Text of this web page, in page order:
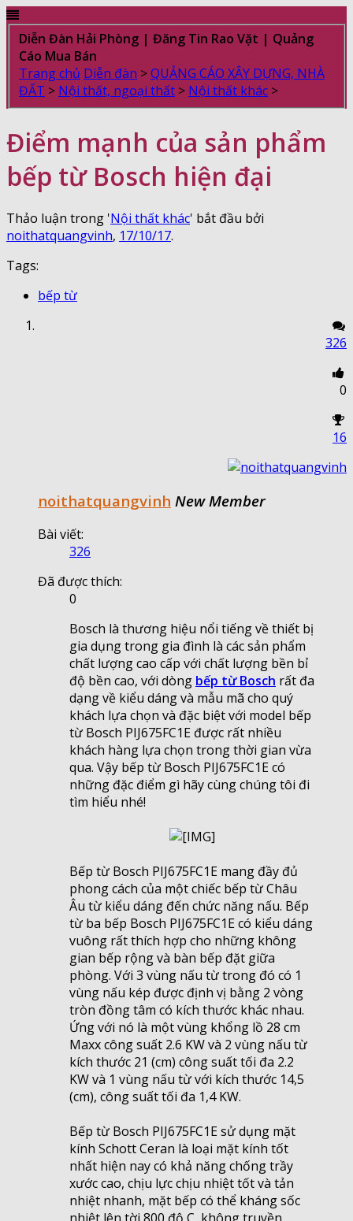
Diễn Đàn Hải Phòng | Đăng Tin Rao Vặt | Quảng
Cáo Mua Bán
Trang chủ Diễn đàn >QUẢNG CÁO XÂY DỰNG, NHÀ
ĐẤT > Nội thất, ngoại thất > Nội thất khác >
Điểm mạnh của sản phẩm
bếp từ Bosch hiện đại
Thảo luận trong 'Nội thất khác' bắt đầu bởi
noithatquangvinh, 17/10/17.
Tags:
bếp từ
326
0
16
noithatquangvinh New Member
Bài viết:
326
Đã được thích:
0
Bosch là thương hiệu nổi tiếng về thiết bị
gia dụng trong gia đình là các sản phẩm
chất lượng cao cấp với chất lượng bền bỉ
độ bền cao, với dòng bếp từ Bosch rất đa
dạng về kiểu dáng và mẫu mã cho quý
khách lựa chọn và đặc biệt với model bếp
từ Bosch PIJ675FC1E được rất nhiều
khách hàng lựa chọn trong thời gian vừa
qua. Vậy bếp từ Bosch PIJ675FC1E có
những đặc điểm gì hãy cùng chúng tôi đi
tìm hiểu nhé!
Bếp từ Bosch PIJ675FC1E mang đầy đủ
phong cách của một chiếc bếp từ Châu
Âu từ kiểu dáng đến chức năng nấu. Bếp
từ ba bếp Bosch PIJ675FC1E có kiểu dáng
vuông rất thích hợp cho những không
gian bếp rộng và bàn bếp đặt giữa
phòng. Với 3 vùng nấu từ trong đó có 1
vùng nấu kép được định vị bằng 2 vòng
tròn đồng tâm có kích thước khác nhau.
Ứng với nó là một vùng khổng lồ 28 cm
Maxx công suất 2.6 KW và 2 vùng nấu từ
kích thước 21 (cm) công suất tối đa 2.2
KW và 1 vùng nấu từ với kích thước 14,5
(cm), công suất tối đa 1,4 KW.
Bếp từ Bosch PIJ675FC1E sử dụng mặt
kính Schott Ceran là loại mặt kính tốt
nhất hiện nay có khả năng chống trầy
xước cao, chịu lực chịu nhiệt tốt và tản
nhiệt nhanh, mặt bếp có thể kháng sốc